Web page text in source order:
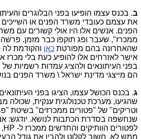
ב. בכנס עצמו הופיעו בפני הבלוגרים
את עצמם כעובדי משרד הפנים או
הפנים. אנשים אלו היו אולי קשורים עם
ממכרז", שעבר ופג תוקפו כבר מזמן.
שהאחרונה בהם מפורטת כאן והקודמת לה
אישר לאזרחים אלו להופיע כעת בלי מכרז
בפני העיתונאים ולהציג עמדות רשמיות של
הם מייצגי מדינת ישראל \ משרד הפנים
ג. בכנס הכושל עצמו, הציגו בפני
שהגיעו, מערכת טכנולוגית ענקית, שכולה
וטריקים" של "פטורים ממכרזים" בשיטת
שנחשפה בסדרת הכתבות לנושא. יודגש:
לפטורים הוותיקים והחדשים ממכרז ל- HP, כפי שחשפתי
ממש לא. חשוב לקלוט ולהבין את גודל